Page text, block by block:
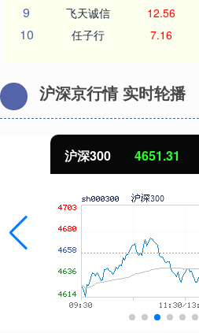
9 飞天诚信 12.56
10 任子行 7.16
沪深京行情 实时轮播
沪深300 4651.31